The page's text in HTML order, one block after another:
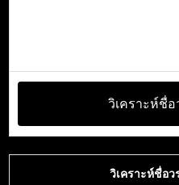
วิเคราะห์ชื่
วิเคราะห์ชื่อ